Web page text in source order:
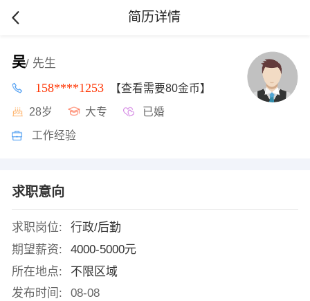
简历详情
吴/ 先生
158****1253 【查看需要80金币】
28岁 大专 已婚
工作经验
求职意向
求职岗位:
行政/后勤
期望薪资:
4000-5000元
所在地点:
不限区域
发布时间:
08-08